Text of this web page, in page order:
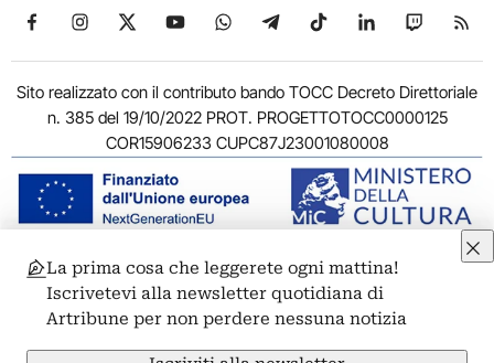
Seguici su Facebook
Seguici su Instagram
Seguici su X
Seguici su YouTube
Seguici su WhatsApp
Seguici su Telegram
Seguici su TikTok
Seguici su
Seguici
Sito realizzato con il contributo bando TOCC Decreto Direttoriale
n. 385 del 19/10/2022 PROT. PROGETTOTOCC0000125
COR15906233 CUPC87J23001080008
© 2011-2026 ARTRIBUNE srl – Corso Vittorio Emanuele II, 287 –
00186 Roma - P.I. 11381581005
Privacy: Responsabile della protezione dei dati personali
ARTRIBUNE srl – Corso Vittorio Emanuele II, 287 – 00186 Roma
La prima cosa che leggerete ogni mattina!
Iscrivetevi alla newsletter quotidiana di
Artribune per non perdere nessuna notizia